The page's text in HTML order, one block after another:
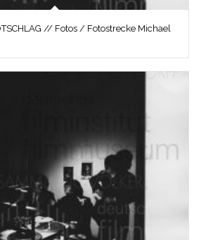
// Fotos / Fotostrecke Michael